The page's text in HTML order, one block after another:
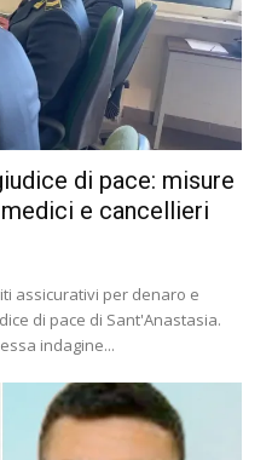
di pace: misure
e cancellieri
assicurativi per denaro e
di pace di Sant'Anastasia.
indagine...